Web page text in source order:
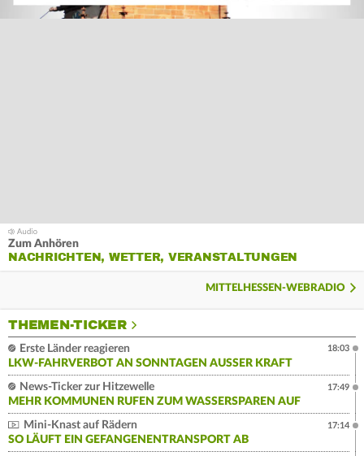
Zum Anhören
NACHRICHTEN, WETTER, VERANSTALTUNGEN
MITTELHESSEN-WEBRADIO
THEMEN-TICKER
Erste Länder reagieren
LKW-FAHRVERBOT AN SONNTAGEN AUSSER KRAFT
18:03
News-Ticker zur Hitzewelle
MEHR KOMMUNEN RUFEN ZUM WASSERSPAREN AUF
17:49
Mini-Knast auf Rädern
SO LÄUFT EIN GEFANGENENTRANSPORT AB
17:14